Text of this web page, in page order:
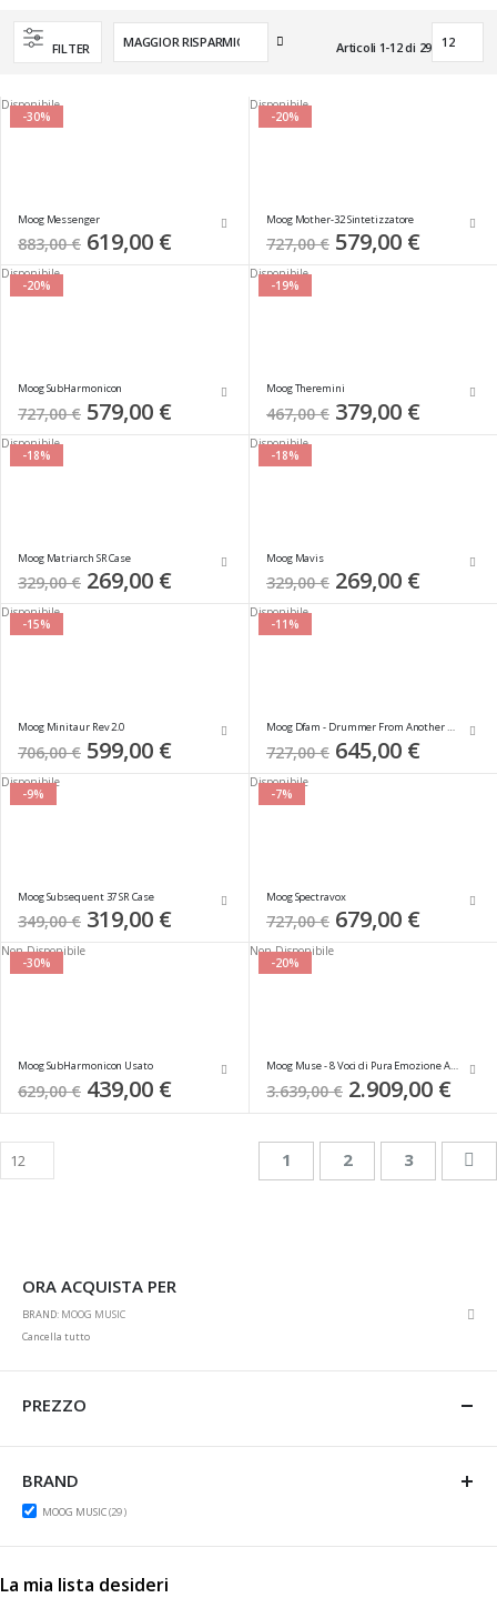
FILTER
Imposta
Articoli 1-12di 29
-30%
Disponibile
Moog Messenger
883,00 € Special
Price
619,00 €
-20%
Disponibile
Moog Mother-32 Sintetizzatore
727,00 € Special
Price
579,00 €
-20%
Disponibile
Moog SubHarmonicon
727,00 € Special
Price
579,00 €
-19%
Disponibile
Moog Theremini
467,00 € Special
Price
379,00 €
-18%
Disponibile
Moog Matriarch SR Case
329,00 € Special
Price
269,00 €
-18%
Disponibile
Moog Mavis
329,00 € Special
Price
269,00 €
-15%
Disponibile
Moog Minitaur Rev 2.0
706,00 € Special
Price
599,00 €
-11%
Disponibile
Moog Dfam - Drummer From Another Mother
727,00 € Special
Price
645,00 €
-9%
Disponibile
Moog Subsequent 37 SR Case
349,00 € Special
Price
319,00 €
-7%
Disponibile
Moog Spectravox
727,00 € Special
Price
679,00 €
-30%
Non Disponibile
Moog SubHarmonicon Usato
629,00 € Special
Price
439,00 €
-20%
Non Disponibile
Moog Muse - 8 Voci di Pura Emozione Analogica
3.639,00 € Special
Price
2.909,00 €
PaginaAttualmente stai
1 Pagina
2 Pagina
3
ORA ACQUISTA PER
BRAND MOOG MUSIC
Cancella tutto
PREZZO
BRAND
MOOG MUSIC 29items
La mia lista desideri